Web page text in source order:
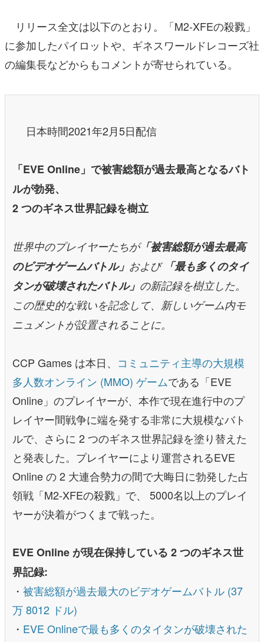
リリース全文は以下のとおり。「M2-XFEの殺戮」
に参加したパイロットや、ギネスワールドレコーズ社
の編集長などからもコメントが寄せられている。
日本時間2021年2月5日配信
「EVE Online」で被害総額が過去最高となるバト
ルが勃発、
2 つのギネス世界記録を樹立
世界中のプレイヤーたちが「被害総額が過去最高
のビデオゲームバトル」 および 「最も多くのタイ
タンが破壊されたバトル」 の新記録を樹立した。
この歴史的な戦いを記念して、新しいゲーム内モ
ニュメントが設置されることに。
CCP Games は本日、 コミュニティ主導の大規模
多人数オンライン (MMO) ゲームである「EVE
Online」のプレイヤーが、本作で現在進行中のプ
レイヤー間戦争に端を発する非常に大規模なバト
ルで、さらに 2 つのギネス世界記録を塗り替えた
と発表した。プレイヤーにより運営されるEVE
Online の 2 大連合勢力の間で大晦日に勃発した占
領戦「M2-XFEの殺戮」で、 5000名以上のプレイ
ヤーが決着がつくまで戦った。
EVE Online が現在保持している 2 つのギネス世
界記録:
・ 被害総額が過去最大のビデオゲームバトル (37
万 8012 ドル)
・ EVE Onlineで最も多くのタイタンが破壊された